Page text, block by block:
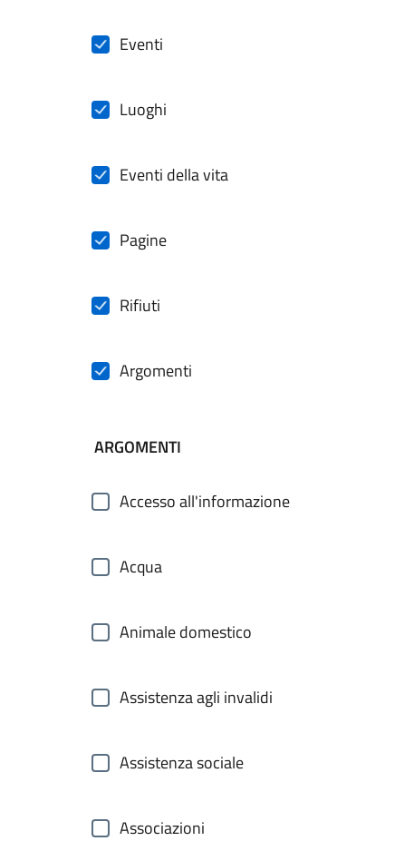
Eventi
Luoghi
Eventi della vita
Pagine
Rifiuti
Argomenti
ARGOMENTI
Accesso all'informazione
Acqua
Animale domestico
Assistenza agli invalidi
Assistenza sociale
Associazioni